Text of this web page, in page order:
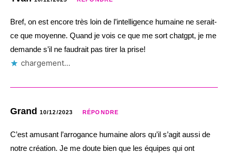
Bref, on est encore très loin de l’intelligence humaine ne serait-
ce que moyenne. Quand je vois ce que me sort chatgpt, je me
demande s’il ne faudrait pas tirer la prise!
chargement…
Grand 10/12/2023 RÉPONDRE
C’est amusant l’arrogance humaine alors qu’il s’agit aussi de
notre création. Je me doute bien que les équipes qui ont